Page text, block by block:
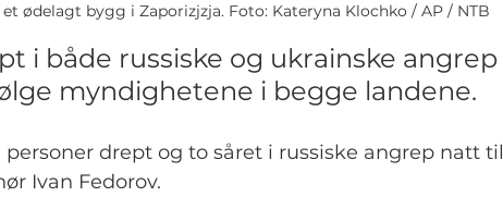
ødelagt bygg i Zaporizjzja. Foto: Kateryna Klochko / AP / NTB
i både russiske og ukrainske angrep
myndighetene i begge landene.
drept og to såret i russiske angrep natt til
Ivan Fedorov.